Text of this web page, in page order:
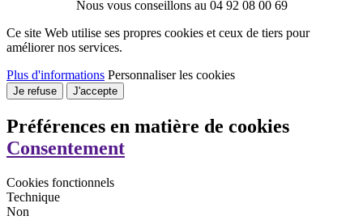
Nous vous conseillons au 04 92 08 00 69
Ce site Web utilise ses propres cookies et ceux de tiers pour
améliorer nos services.
Plus d'informations Personnaliser les cookies
Je refuse J'accepte
Préférences en matière de cookies
Consentement
Cookies fonctionnels
Technique
Non